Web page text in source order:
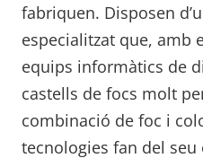
fabriquen. Disposen
especialitzat que, amb
equips informàtics de
castells de focs molt
combinació de foc i
tecnologies fan del seu